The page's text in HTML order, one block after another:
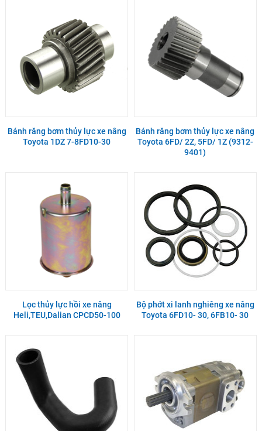
Bánh răng bơm thủy lực xe nâng
Toyota 1DZ 7-8FD10-30
Bánh răng bơm thủy lực xe nâng
Toyota 6FD/ 2Z, 5FD/ 1Z (9312-
9401)
Lọc thủy lực hồi xe nâng
Heli,TEU,Dalian CPCD50-100
Bộ phớt xi lanh nghiêng xe nâng
Toyota 6FD10- 30, 6FB10- 30